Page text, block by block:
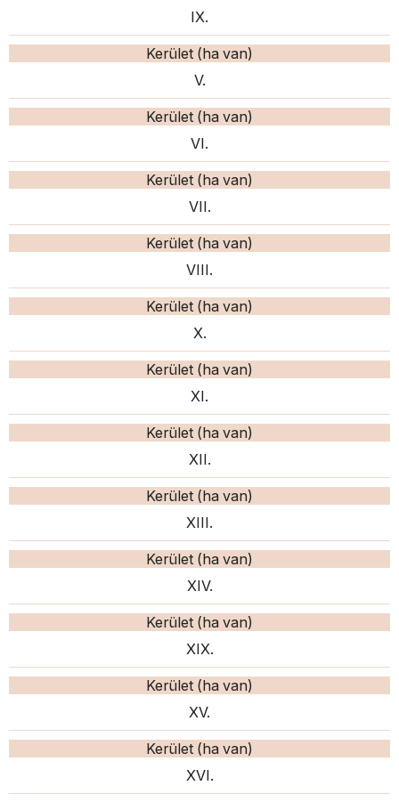
IX.
Kerület (ha van)
V.
Kerület (ha van)
VI.
Kerület (ha van)
VII.
Kerület (ha van)
VIII.
Kerület (ha van)
X.
Kerület (ha van)
XI.
Kerület (ha van)
XII.
Kerület (ha van)
XIII.
Kerület (ha van)
XIV.
Kerület (ha van)
XIX.
Kerület (ha van)
XV.
Kerület (ha van)
XVI.